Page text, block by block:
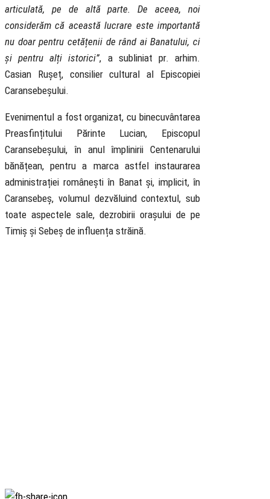
articulată, pe de altă parte. De aceea, noi
considerăm că această lucrare este importantă
nu doar pentru cetățenii de rând ai Banatului, ci
și pentru alți istorici”, a subliniat pr. arhim.
Casian Rușeț, consilier cultural al Episcopiei
Caransebeșului.
Evenimentul a fost organizat, cu binecuvântarea
Preasfințitului Părinte Lucian, Episcopul
Caransebeșului, în anul împlinirii Centenarului
bănățean, pentru a marca astfel instaurarea
administrației românești în Banat și, implicit, în
Caransebeș, volumul dezvăluind contextul, sub
toate aspectele sale, dezrobirii orașului de pe
Timiș și Sebeș de influența străină.